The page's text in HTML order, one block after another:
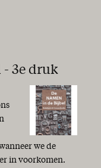
- 3e druk
we de
in voorkomen.